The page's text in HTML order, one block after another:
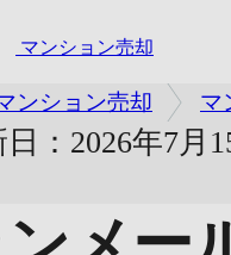
マンション売却
ンション売却 マ
：2026年7月